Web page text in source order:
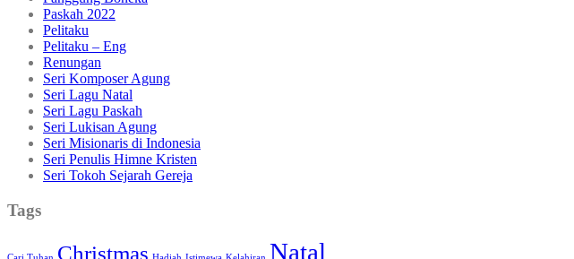
Paskah 2022
Pelitaku
Pelitaku – Eng
Renungan
Seri Komposer Agung
Seri Lagu Natal
Seri Lagu Paskah
Seri Lukisan Agung
Seri Misionaris di Indonesia
Seri Penulis Himne Kristen
Seri Tokoh Sejarah Gereja
Tags
Christmas Natal